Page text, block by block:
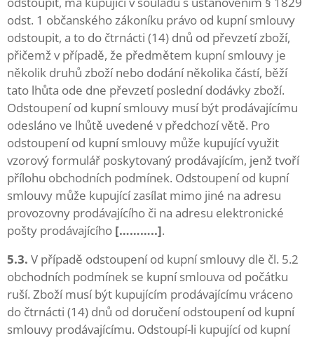
odst. 1 občanského zákoníku právo od kupní smlouvy
odstoupit, a to do čtrnácti (14) dnů od převzetí zboží,
přičemž v případě, že předmětem kupní smlouvy je
několik druhů zboží nebo dodání několika částí, běží
tato lhůta ode dne převzetí poslední dodávky zboží.
Odstoupení od kupní smlouvy musí být prodávajícímu
odesláno ve lhůtě uvedené v předchozí větě. Pro
odstoupení od kupní smlouvy může kupující využit
vzorový formulář poskytovaný prodávajícím, jenž tvoří
přílohu obchodních podmínek. Odstoupení od kupní
smlouvy může kupující zasílat mimo jiné na adresu
provozovny prodávajícího či na adresu elektronické
pošty prodávajícího [………..].
5.3. V případě odstoupení od kupní smlouvy dle čl. 5.2
obchodních podmínek se kupní smlouva od počátku
ruší. Zboží musí být kupujícím prodávajícímu vráceno
do čtrnácti (14) dnů od doručení odstoupení od kupní
smlouvy prodávajícímu. Odstoupí-li kupující od kupní